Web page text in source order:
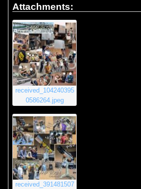
Attachments:
received_104240395
0586264.jpeg
received_391481507